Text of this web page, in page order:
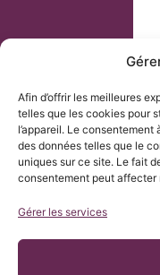
Afin d’offrir les meilleures
telles que les cookies pour
l’appareil. Le
des données telles que le
uniques sur ce site. Le fait
consentement peut
Gérer les services